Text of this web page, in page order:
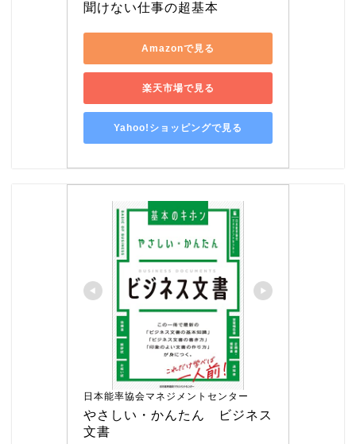
聞けない仕事の超基本
Amazonで見る
楽天市場で見る
Yahoo!ショッピングで見る
日本能率協会マネジメントセンター
やさしい・かんたん　ビジネス
文書